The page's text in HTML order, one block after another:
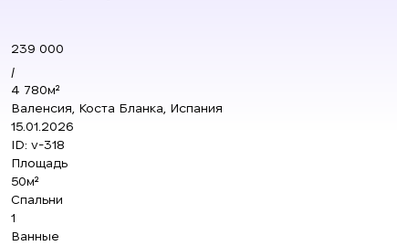
239 000
/
4 780м²
Валенсия, Коста Бланка, Испания
15.01.2026
ID: v-318
Площадь
50м²
Спальни
1
Ванные